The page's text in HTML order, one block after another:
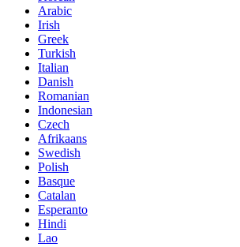
Arabic
Irish
Greek
Turkish
Italian
Danish
Romanian
Indonesian
Czech
Afrikaans
Swedish
Polish
Basque
Catalan
Esperanto
Hindi
Lao